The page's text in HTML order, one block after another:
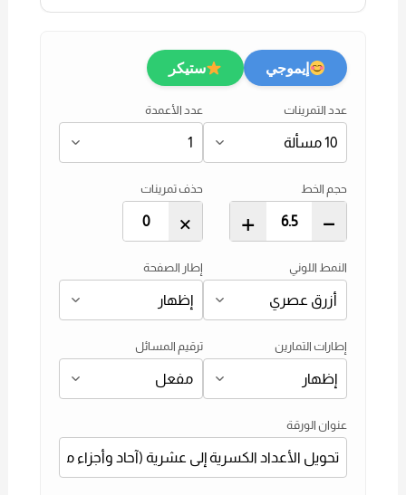
إيموجي ستيكر
عدد التمرينات عدد الأعمدة
حجم الخط
–
+
حذف تمرينات
×
النمط اللوني إطار الصفحة
إطارات التمارين ترقيم المسائل
عنوان الورقة